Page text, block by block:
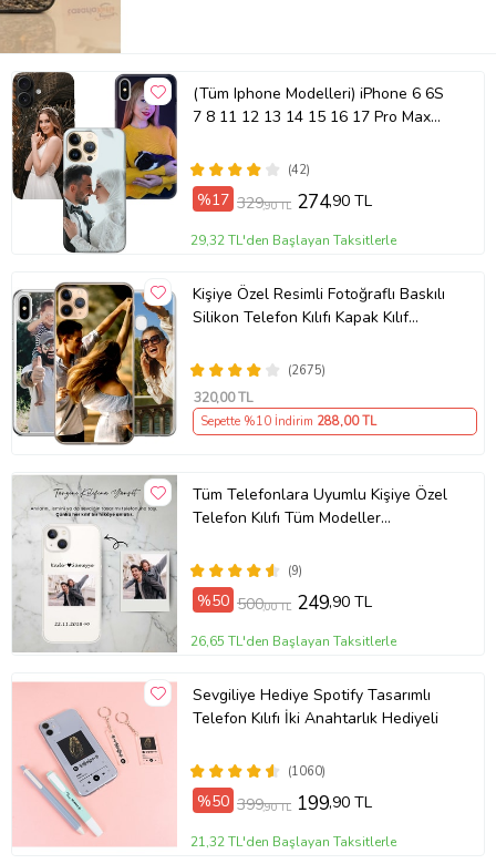
(Tüm Iphone Modelleri) iPhone 6 6S
7 8 11 12 13 14 15 16 17 Pro Max
Fotoğraflı Kılıf(42)
%17 329,90 TL 274,90 TL
29,32 TL'den Başlayan Taksitlerle
Kişiye Özel Resimli Fotoğraflı Baskılı
Silikon Telefon Kılıfı Kapak Kılıf
(2675)
320,00 TL
Sepette %10 İndirim 288,00 TL
Tüm Telefonlara Uyumlu Kişiye Özel
Telefon Kılıfı Tüm Modeller
(9)
%50 500,00 TL 249,90 TL
26,65 TL'den Başlayan Taksitlerle
Sevgiliye Hediye Spotify Tasarımlı
Telefon Kılıfı İki Anahtarlık Hediyeli
(1060)
%50 399,90 TL 199,90 TL
21,32 TL'den Başlayan Taksitlerle